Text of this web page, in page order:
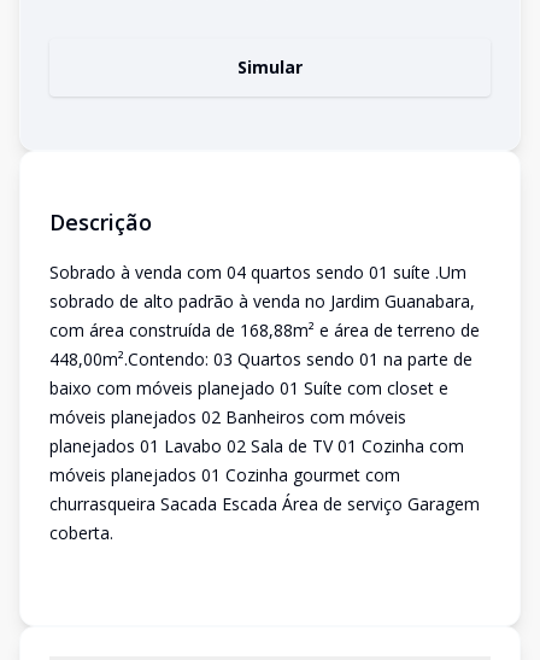
Simular
Descrição
Sobrado à venda com 04 quartos sendo 01 suíte .Um
sobrado de alto padrão à venda no Jardim Guanabara,
com área construída de 168,88m² e área de terreno de
448,00m².Contendo: 03 Quartos sendo 01 na parte de
baixo com móveis planejado 01 Suíte com closet e
móveis planejados 02 Banheiros com móveis
planejados 01 Lavabo 02 Sala de TV 01 Cozinha com
móveis planejados 01 Cozinha gourmet com
churrasqueira Sacada Escada Área de serviço Garagem
coberta.